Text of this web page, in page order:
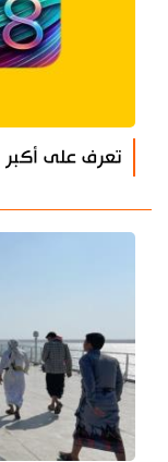
تعرف على